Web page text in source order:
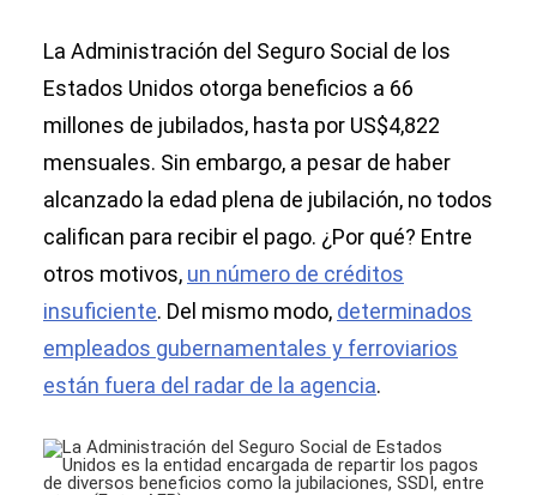
La Administración del Seguro Social de los
Estados Unidos otorga beneficios a 66
millones de jubilados, hasta por US$4,822
mensuales. Sin embargo, a pesar de haber
alcanzado la edad plena de jubilación, no todos
califican para recibir el pago. ¿Por qué? Entre
otros motivos, un número de créditos
insuficiente. Del mismo modo, determinados
empleados gubernamentales y ferroviarios
están fuera del radar de la agencia.